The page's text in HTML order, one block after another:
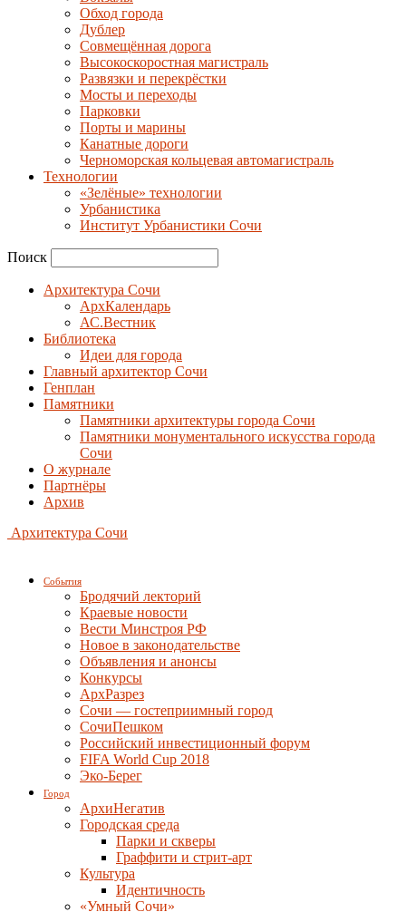
Обход города
Дублер
Совмещённая дорога
Высокоскоростная магистраль
Развязки и перекрёстки
Мосты и переходы
Парковки
Порты и марины
Канатные дороги
Черноморская кольцевая автомагистраль
Технологии
«Зелёные» технологии
Урбанистика
Институт Урбанистики Сочи
Поиск
Архитектура Сочи
АрхКалендарь
АС.Вестник
Библиотека
Идеи для города
Главный архитектор Сочи
Генплан
Памятники
Памятники архитектуры города Сочи
Памятники монументального искусства города
Сочи
О журнале
Партнёры
Архив
Архитектура Сочи
События
Бродячий лекторий
Краевые новости
Вести Минстроя РФ
Новое в законодательстве
Объявления и анонсы
Конкурсы
АрхРазрез
Сочи — гостеприимный город
СочиПешком
Российский инвестиционный форум
FIFA World Cup 2018
Эко-Берег
Город
АрхиНегатив
Городская среда
Парки и скверы
Граффити и стрит-арт
Культура
Идентичность
«Умный Сочи»